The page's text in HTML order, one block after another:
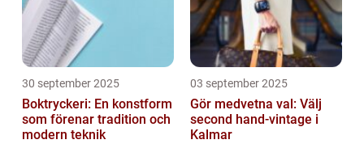
30 september 2025
Boktryckeri: En konstform
som förenar tradition och
modern teknik
03 september 2025
Gör medvetna val: Välj
second hand-vintage i
Kalmar